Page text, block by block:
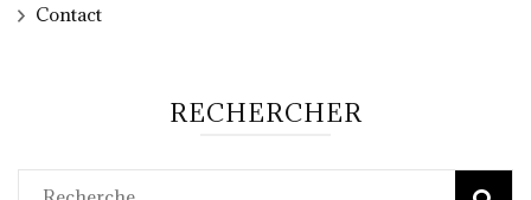
Contact
RECHERCHER
Rechercher :